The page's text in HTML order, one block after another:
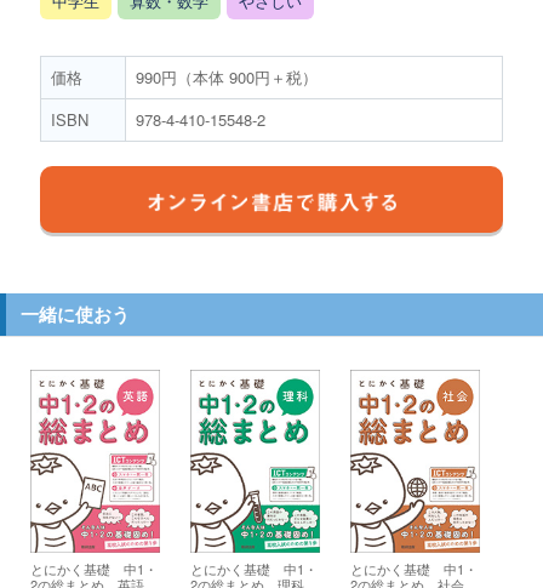
価格
990円（本体 900円＋税）
ISBN
978-4-410-15548-2
一緒に使おう
とにかく基礎 中1・
とにかく基礎 中1・
とにかく基礎 中1・